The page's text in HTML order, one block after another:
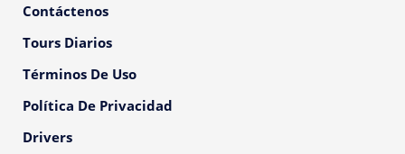
Contáctenos
Tours Diarios
Términos De Uso
Política De Privacidad
Drivers